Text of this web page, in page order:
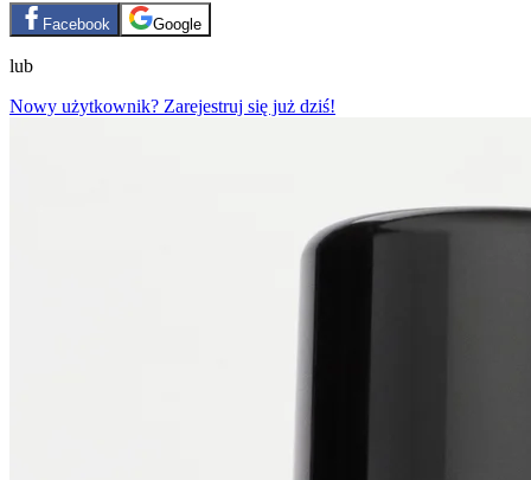
Facebook Google
lub
Nowy użytkownik? Zarejestruj się już dziś!